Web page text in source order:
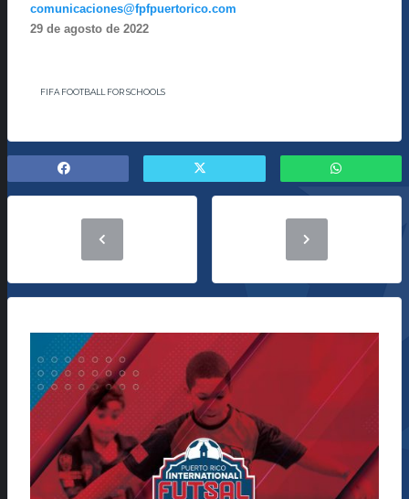
comunicaciones@fpfpuertorico.com
29 de agosto de 2022
FIFA FOOTBALL FOR SCHOOLS